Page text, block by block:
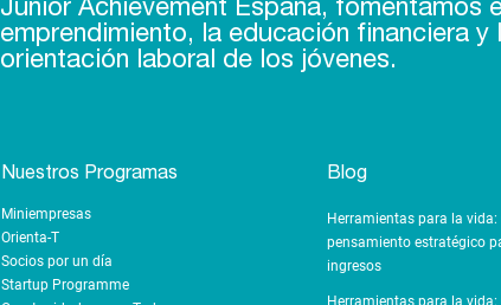
Junior Achievement España, fomentamos
emprendimiento, la educación financiera y
orientación laboral de los jóvenes.
Nuestros Programas
Miniempresas
Orienta-T
Socios por un día
Startup Programme
Blog
Herramientas para la
pensamiento estratégico
ingresos
Herramientas para la